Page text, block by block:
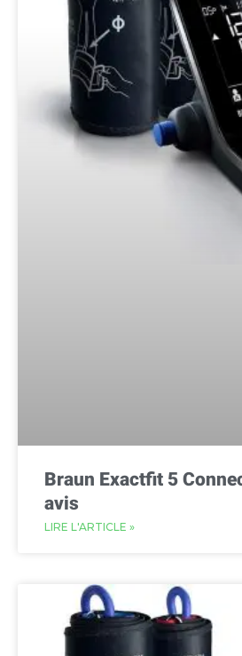
Braun Exactfit 5
avis
LIRE L'ARTICLE »